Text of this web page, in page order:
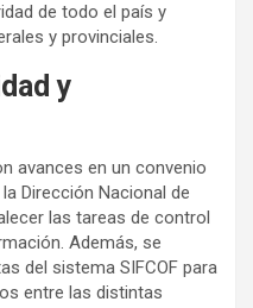
de todo el país y
y provinciales.
y
avances en un convenio
Dirección Nacional de
las tareas de control
Además, se
del sistema SIFCOF para
entre las distintas